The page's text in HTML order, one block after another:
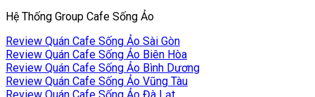
Hệ Thống Group Cafe Sống Ảo
Review Quán Cafe Sống Ảo Sài Gòn
Review Quán Cafe Sống Ảo Biên Hòa
Review Quán Cafe Sống Ảo Bình Dương
Review Quán Cafe Sống Ảo Vũng Tàu